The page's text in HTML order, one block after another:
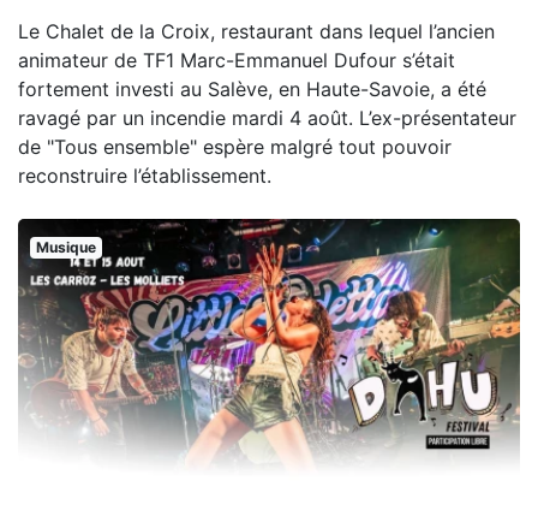
Le Chalet de la Croix, restaurant dans lequel l’ancien
animateur de TF1 Marc-Emmanuel Dufour s’était
fortement investi au Salève, en Haute-Savoie, a été
ravagé par un incendie mardi 4 août. L’ex-présentateur
de "Tous ensemble" espère malgré tout pouvoir
reconstruire l’établissement.
Musique